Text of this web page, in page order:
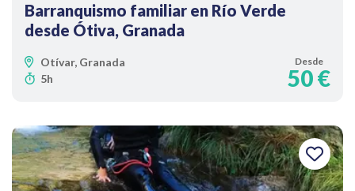
Barranquismo familiar en Río Verde
desde Ótiva, Granada
Otívar, Granada
5h
Desde
50 €